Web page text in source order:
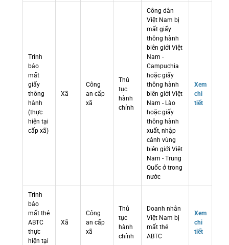
Trình
báo
mất
giấy
thông
hành
(thực
hiện tại
cấp xã)
Xã
Công
an cấp
xã
Thủ
tục
hành
chính
Công dân
Việt Nam bị
mất giấy
thông hành
biên giới Việt
Nam -
Campuchia
hoặc giấy
thông hành
biên giới Việt
Nam - Lào
hoặc giấy
thông hành
xuất, nhập
cảnh vùng
biên giới Việt
Nam - Trung
Quốc ở trong
nước
Xem
chi
tiết
Trình
báo
mất thẻ
ABTC
thực
hiện tại
Xã
Công
an cấp
xã
Thủ
tục
hành
chính
Doanh nhân
Việt Nam bị
mất thẻ
ABTC
Xem
chi
tiết